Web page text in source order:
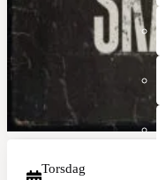
Torsdag